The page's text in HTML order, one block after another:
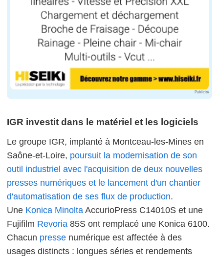
Publicité
IGR investit dans le matériel et les logiciels
Le groupe IGR, implanté à Montceau-les-Mines en
Saône-et-Loire, poursuit la modernisation de son
outil industriel avec l'acquisition de deux nouvelles
presses numériques et le lancement d'un chantier
d'automatisation de ses flux de production.
Une Konica Minolta AccurioPress C14010S et une
Fujifilm Revoria 85S ont remplacé une Konica 6100.
Chacun presse numérique est affectée à des
usages distincts : longues séries et rendements